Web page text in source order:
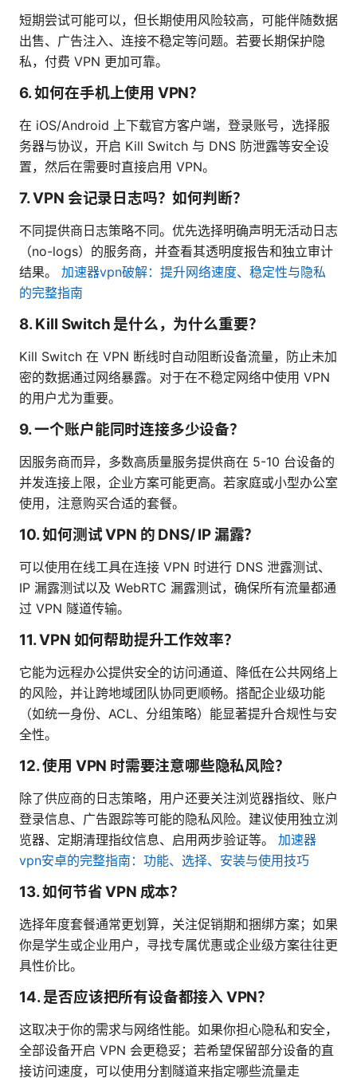
短期尝试可能可以，但长期使用风险较高，可能伴随数据
出售、广告注入、连接不稳定等问题。若要长期保护隐
私，付费 VPN 更加可靠。
6. 如何在手机上使用 VPN？
在 iOS/Android 上下载官方客户端，登录账号，选择服
务器与协议，开启 Kill Switch 与 DNS 防泄露等安全设
置，然后在需要时直接启用 VPN。
7. VPN 会记录日志吗？如何判断？
不同提供商日志策略不同。优先选择明确声明无活动日志
（no-logs）的服务商，并查看其透明度报告和独立审计
结果。 加速器vpn破解：提升网络速度、稳定性与隐私
的完整指南
8. Kill Switch 是什么，为什么重要？
Kill Switch 在 VPN 断线时自动阻断设备流量，防止未加
密的数据通过网络暴露。对于在不稳定网络中使用 VPN
的用户尤为重要。
9. 一个账户能同时连接多少设备？
因服务商而异，多数高质量服务提供商在 5-10 台设备的
并发连接上限，企业方案可能更高。若家庭或小型办公室
使用，注意购买合适的套餐。
10. 如何测试 VPN 的 DNS/ IP 漏露？
可以使用在线工具在连接 VPN 时进行 DNS 泄露测试、
IP 漏露测试以及 WebRTC 漏露测试，确保所有流量都通
过 VPN 隧道传输。
11. VPN 如何帮助提升工作效率？
它能为远程办公提供安全的访问通道、降低在公共网络上
的风险，并让跨地域团队协同更顺畅。搭配企业级功能
（如统一身份、ACL、分组策略）能显著提升合规性与安
全性。
12. 使用 VPN 时需要注意哪些隐私风险？
除了供应商的日志策略，用户还要关注浏览器指纹、账户
登录信息、广告跟踪等可能的隐私风险。建议使用独立浏
览器、定期清理指纹信息、启用两步验证等。 加速器
vpn安卓的完整指南：功能、选择、安装与使用技巧
13. 如何节省 VPN 成本？
选择年度套餐通常更划算，关注促销期和捆绑方案；如果
你是学生或企业用户，寻找专属优惠或企业级方案往往更
具性价比。
14. 是否应该把所有设备都接入 VPN？
这取决于你的需求与网络性能。如果你担心隐私和安全，
全部设备开启 VPN 会更稳妥；若希望保留部分设备的直
接访问速度，可以使用分割隧道来指定哪些流量走